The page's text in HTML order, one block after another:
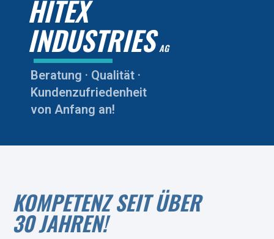
HITEX
INDUSTRIESAG
Beratung · Qualität ·
Kundenzufriedenheit
von Anfang an!
KOMPETENZ SEIT ÜBER
30 JAHREN!